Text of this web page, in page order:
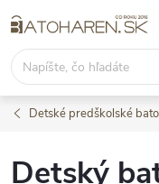
na
obsah
Detské predškolské
Detský